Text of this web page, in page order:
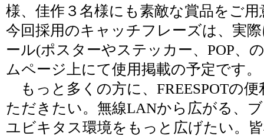
様、佳作３名様にも素敵な賞品をご
今回採用のキャッチフレーズは、実
ール(ポスターやステッカー、POP、
ムページ上にて使用掲載の予定です。
もっと多くの方に、FREESPOTの
ただきたい。無線LANから広がる、
ユビキタス環境をもっと広げたい。